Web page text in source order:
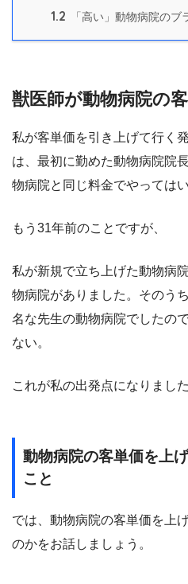
1.2 「高い」動物病院のブ
獣医師が動物病院の
私が客単価を引き上げて行く
は、最初に勤めた動物病院院
物病院と同じ料金でやっては
もう31年前のことですが、
私が新規で立ち上げた動物病
物病院がありました。そのう
名な先生の動物病院でしたの
ない。
これが私の出発点になりました
動物病院の客単価を上
こと
では、動物病院の客単価を上
のかをお話しましょう。